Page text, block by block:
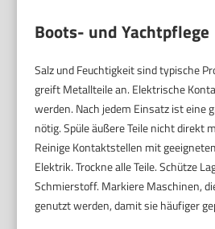
Boots- und Yachtpflege
Salz und Feuchtigkeit sind typische
greift Metallteile an. Elektrische
werden. Nach jedem Einsatz ist eine
nötig. Spüle äußere Teile nicht direkt
Reinige Kontaktstellen mit
Elektrik. Trockne alle Teile. Schütze
Schmierstoff. Markiere Maschinen,
genutzt werden, damit sie häufiger